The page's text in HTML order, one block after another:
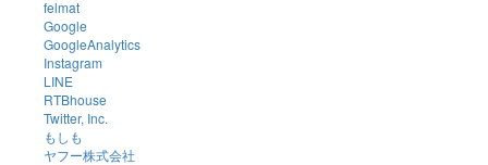
felmat
Google
GoogleAnalytics
Instagram
LINE
RTBhouse
Twitter, Inc.
もしも
ヤフー株式会社